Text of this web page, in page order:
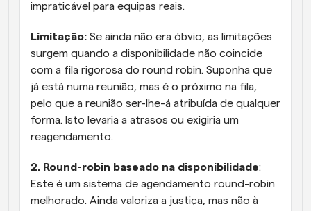
impraticável para equipas reais.
Limitação: Se ainda não era óbvio, as limitações
surgem quando a disponibilidade não coincide
com a fila rigorosa do round robin. Suponha que
já está numa reunião, mas é o próximo na fila,
pelo que a reunião ser-lhe-á atribuída de qualquer
forma. Isto levaria a atrasos ou exigiria um
reagendamento.
2. Round-robin baseado na disponibilidade:
Este é um sistema de agendamento round-robin
melhorado. Ainda valoriza a justiça, mas não à